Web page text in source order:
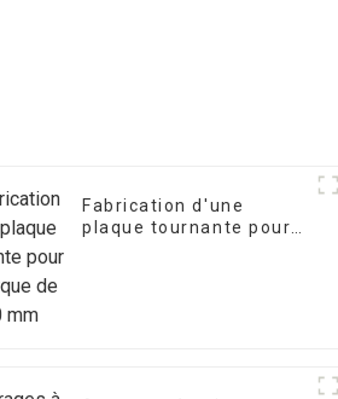
Fabrication d'une
plaque tournante pour